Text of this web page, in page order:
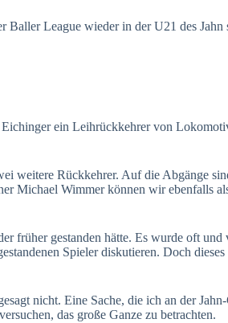
League wieder in der U21 des
ein Leihrückkehrer von
weitere Rückkehrer. Auf die Abgänge
Michael Wimmer können wir ebenfalls
früher gestanden hätte. Es wurde oft
Spieler diskutieren. Doch
nicht. Eine Sache, die ich an der
das große Ganze zu betrachten.